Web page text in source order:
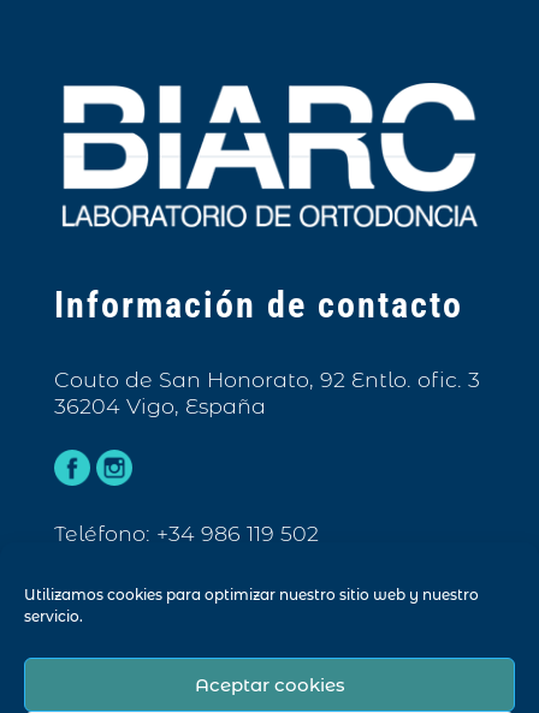
Utilizamos cookies para optimizar nuestro sitio web y nuestro
servicio.
Aceptar cookies
Información de contacto
Couto de San Honorato, 92 Entlo. ofic. 3
36204 Vigo, España
Teléfono: +34 986 119 502
© Biarc 2023. Todos los derechos